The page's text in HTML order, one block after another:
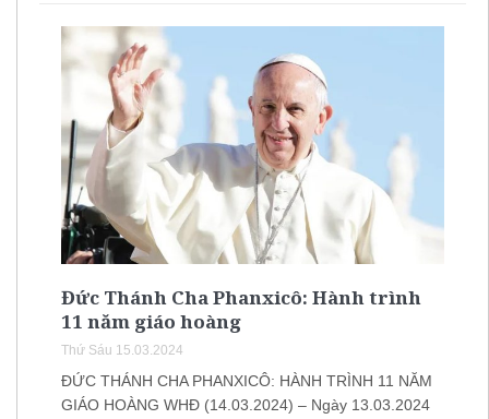
Đức Thánh Cha Phanxicô: Hành trình
11 năm giáo hoàng
Thứ Sáu 15.03.2024
ĐỨC THÁNH CHA PHANXICÔ: HÀNH TRÌNH 11 NĂM
GIÁO HOÀNG WHĐ (14.03.2024) – Ngày 13.03.2024